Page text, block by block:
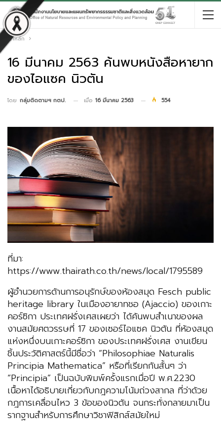
หน้าหลัก
16 มีนาคม 2563 ค้นพบหนังสือหายาก
ของไอแซค นิวตัน
โดย กลุ่มติดตามฯ กตป. เมื่อ 16 มีนาคม 2563 554
ที่มา:
https://www.thairath.co.th/news/local/1795589
ผู้อำนวยการด้านการอนุรักษ์ของห้องสมุด Fesch public
heritage library ในเมืองอายาทชอ (Ajaccio) ของเกาะ
คอร์ซิกา ประเทศฝรั่งเศสเผยว่า ได้ค้นพบสำเนาของผล
งานสมัยศตวรรษที่ 17 ของเซอร์ไอแซค นิวตัน ที่ห้องสมุด
แห่งหนึ่งบนเกาะคอร์ซิกา ของประเทศฝรั่งเศส งานเขียน
ชิ้นประวัติศาสตร์นี้มีชื่อว่า “Philosophiae Naturalis
Principia Mathematica” หรือที่เรียกกันสั้นๆ ว่า
“Principia” เป็นฉบับพิมพ์ครั้งแรกเมื่อปี พ.ศ.2230
เนื้อหาได้อธิบายเกี่ยวกับกฎความโน้มถ่วงสากล ที่ว่าด้วย
กฎการเคลื่อนไหว 3 ข้อของนิวตัน จนกระทั่งกลายมาเป็น
รากฐานสำหรับการศึกษาวิชาฟิสิกส์สมัยใหม่